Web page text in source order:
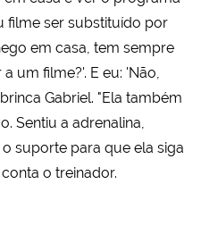
filme ser substituído por
em casa, tem sempre
um filme?'. E eu: 'Não,
Gabriel. "Ela também
Sentiu a adrenalina,
suporte para que ela siga
o treinador.